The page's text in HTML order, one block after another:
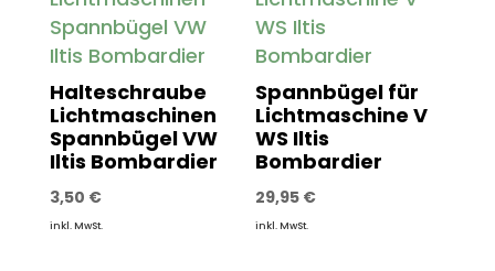
Halteschraube
Lichtmaschinen
Spannbügel VW
Iltis Bombardier
3,50 €
inkl. MwSt.
Spannbügel für
Lichtmaschine V
WS Iltis
Bombardier
29,95 €
inkl. MwSt.